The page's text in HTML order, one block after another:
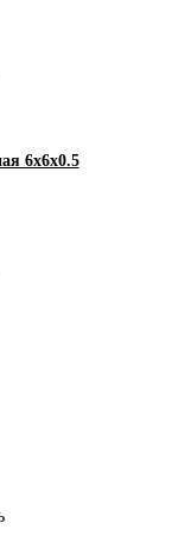
6х6х0.5